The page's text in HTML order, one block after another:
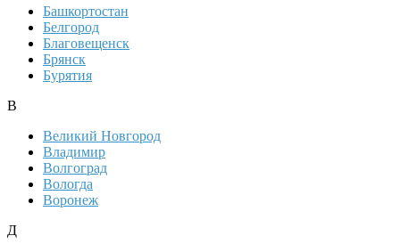
Башкортостан
Белгород
Благовещенск
Брянск
Бурятия
В
Великий Новгород
Владимир
Волгоград
Вологда
Воронеж
Д